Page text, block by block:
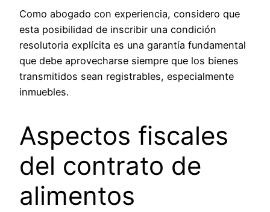
Como abogado con experiencia, considero que
esta posibilidad de inscribir una condición
resolutoria explícita es una garantía fundamental
que debe aprovecharse siempre que los bienes
transmitidos sean registrables, especialmente
inmuebles.
Aspectos fiscales
del contrato de
alimentos